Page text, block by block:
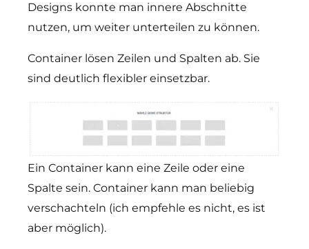
Designs konnte man innere Abschnitte
nutzen, um weiter unterteilen zu können.
Container lösen Zeilen und Spalten ab. Sie
sind deutlich flexibler einsetzbar.
Ein Container kann eine Zeile oder eine
Spalte sein. Container kann man beliebig
verschachteln (ich empfehle es nicht, es ist
aber möglich).